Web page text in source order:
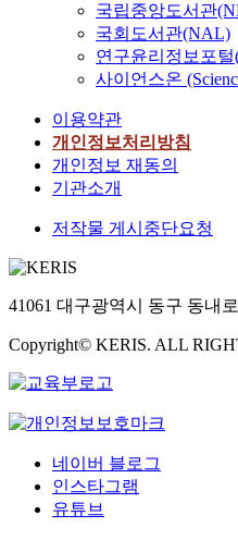
국립중앙도서관
국회도서관(NAL)
연구윤리정보포털
사이언스온
이용약관
개인정보처리방침
개인정보 재동의
기관소개
저작물 게시중단요청
41061 대구광역시 동구 동내
Copyright© KERIS. ALL
네이버 블로그
인스타그램
유튜브